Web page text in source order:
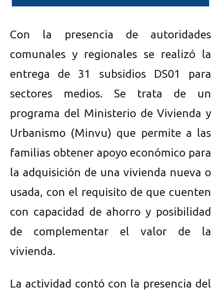
Con la presencia de autoridades
comunales y regionales se realizó la
entrega de 31 subsidios DS01 para
sectores medios. Se trata de un
programa del Ministerio de Vivienda y
Urbanismo (Minvu) que permite a las
familias obtener apoyo económico para
la adquisición de una vivienda nueva o
usada, con el requisito de que cuenten
con capacidad de ahorro y posibilidad
de complementar el valor de la
vivienda.
La actividad contó con la presencia del